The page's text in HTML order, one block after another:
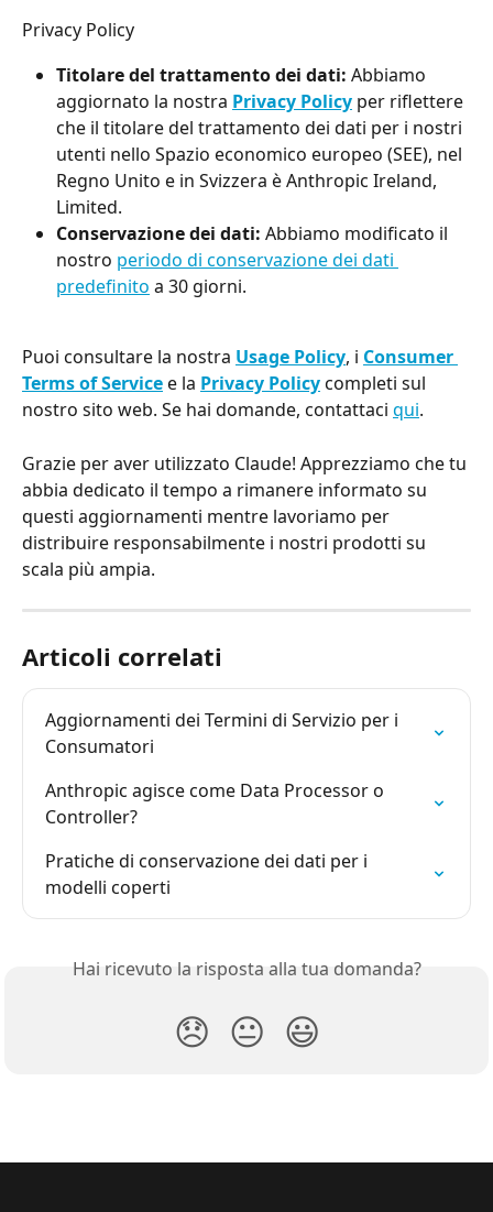
Privacy Policy
Titolare del trattamento dei dati: Abbiamo
aggiornato la nostra Privacy Policy per riflettere
che il titolare del trattamento dei dati per i nostri
utenti nello Spazio economico europeo (SEE), nel
Regno Unito e in Svizzera è Anthropic Ireland,
Limited.
Conservazione dei dati: Abbiamo modificato il
nostro periodo di conservazione dei dati
predefinito a 30 giorni.
Puoi consultare la nostra Usage Policy, i Consumer
Terms of Service e la Privacy Policy completi sul
nostro sito web. Se hai domande, contattaci qui.
Grazie per aver utilizzato Claude! Apprezziamo che tu
abbia dedicato il tempo a rimanere informato su
questi aggiornamenti mentre lavoriamo per
distribuire responsabilmente i nostri prodotti su
scala più ampia.
Articoli correlati
Aggiornamenti dei Termini di Servizio per i
Consumatori
Anthropic agisce come Data Processor o
Controller?
Pratiche di conservazione dei dati per i
modelli coperti
Hai ricevuto la risposta alla tua domanda?
😞 😐 😃